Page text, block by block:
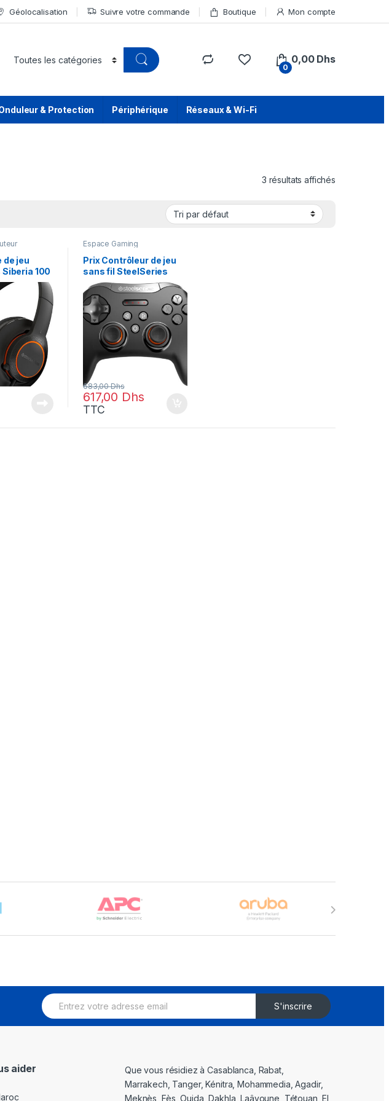
Géolocalisation Suivre votre commande Boutique Mon compte
0
0,00 Dhs
& Protection Périphérique Réseaux & Wi-Fi
3 résultats affichés
de jeu
100
Espace Gaming
Prix Contrôleur de jeu
sans fil SteelSeries
Stratus XL (69050) –
683.00 – 683.00
617,00 Dhs
683,00Dhs
TTC
E
m
S'inscrire
aider
Que vous résidiez à Casablanca, Rabat,
Marrakech, Tanger, Kénitra, Mohammedia, Agadir,
Meknès, Fès, Oujda, Dakhla, Laâyoune, Tétouan, El